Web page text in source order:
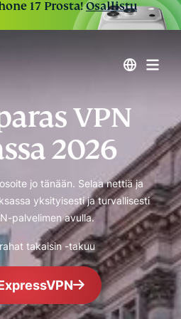
17 Prosta!Osallistu
VPN
2026
jo tänään. Selaa nettiä ja
yksityisesti ja turvallisesti
palvelimen avulla.
takaisin -takuu